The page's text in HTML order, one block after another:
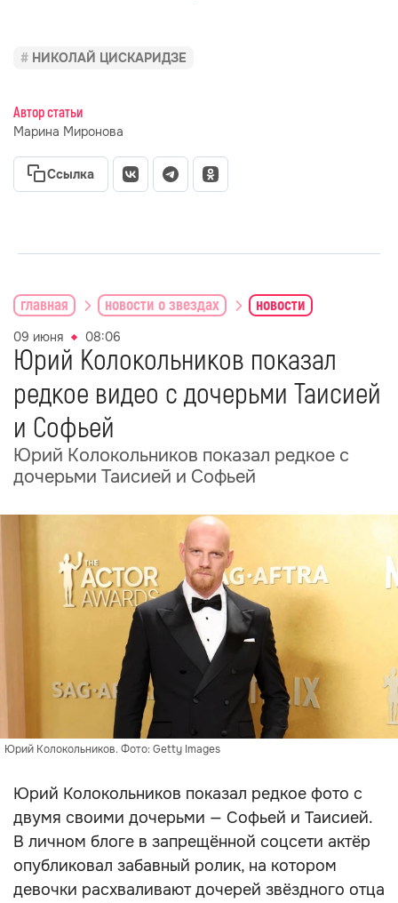
НИКОЛАЙ ЦИСКАРИДЗЕ
Автор статьи
Марина Миронова
Ссылка
главная новости о звездах новости
09 июня 08:06
Юрий Колокольников показал
редкое видео с дочерьми Таисией
и Софьей
Юрий Колокольников показал редкое с
дочерьми Таисией и Софьей
Юрий Колокольников. Фото: Getty Images
Юрий Колокольников показал редкое фото с
двумя своими дочерьми — Софьей и Таисией.
В личном блоге в запрещённой соцсети актёр
опубликовал забавный ролик, на котором
девочки расхваливают дочерей звёздного отца